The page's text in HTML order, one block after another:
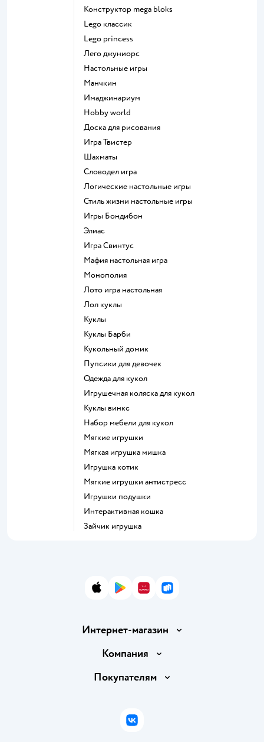
Конструктор mega bloks
Lego классик
Lego princess
Лего джуниорс
Настольные игры
Манчкин
Имаджинариум
Hobby world
Доска для рисования
Игра Твистер
Шахматы
Словодел игра
Логические настольные игры
Стиль жизни настольные игры
Игры Бондибон
Элиас
Игра Свинтус
Мафия настольная игра
Монополия
Лото игра настольная
Лол куклы
Куклы
Куклы Барби
Кукольный домик
Пупсики для девочек
Одежда для кукол
Игрушечная коляска для кукол
Куклы винкс
Набор мебели для кукол
Мягкие игрушки
Мягкая игрушка мишка
Игрушка котик
Мягкие игрушки антистресс
Игрушки подушки
Интерактивная кошка
Зайчик игрушка
App StoreGoogle Play
AppGallery
RuStore
Интернет-магазин
Доставка и оплата
Правила продажи
Политика использования файлов cookie
Компания
Вакансии
Покупателям
Бонусные карты
ВКонтакте